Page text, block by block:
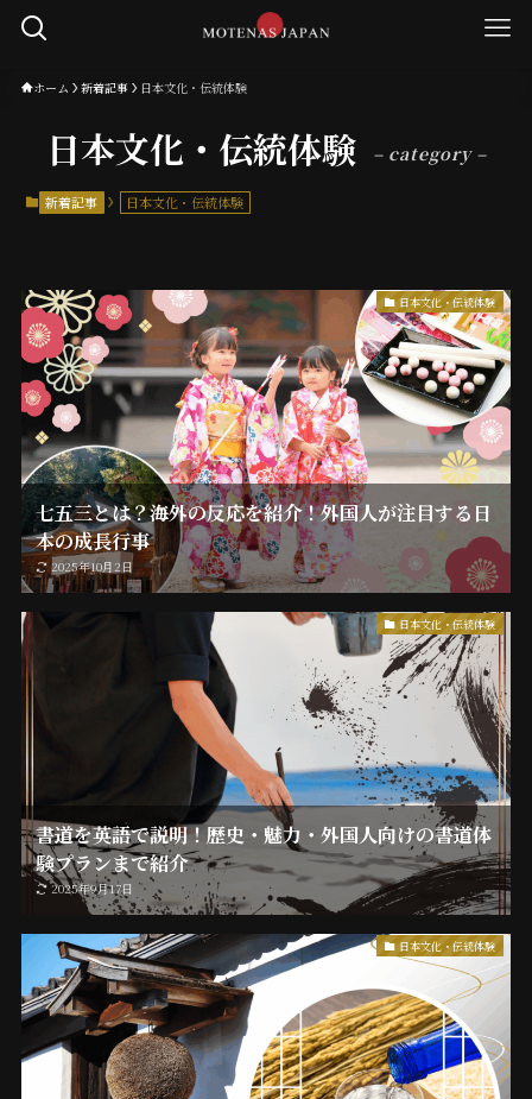
ホーム 新着記事 日本文化・伝統体験
日本文化・伝統体験 – category –
新着記事 日本文化・伝統体験
日本文化・伝統体験
七五三とは？海外の反応を紹介！外国人が注目する日
本の成長行事
2025年10月2日
日本文化・伝統体験
書道を英語で説明！歴史・魅力・外国人向けの書道体
験プランまで紹介
2025年9月17日
日本文化・伝統体験